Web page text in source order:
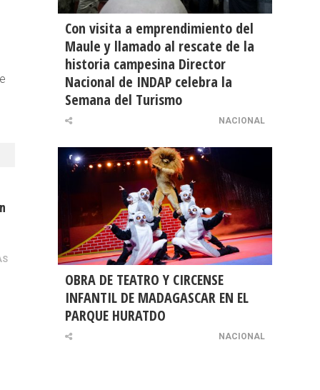
Con visita a emprendimiento del
Maule y llamado al rescate de la
historia campesina Director
Nacional de INDAP celebra la
Semana del Turismo
NACIONAL
OBRA DE TEATRO Y CIRCENSE
INFANTIL DE MADAGASCAR EN EL
PARQUE HURATDO
NACIONAL